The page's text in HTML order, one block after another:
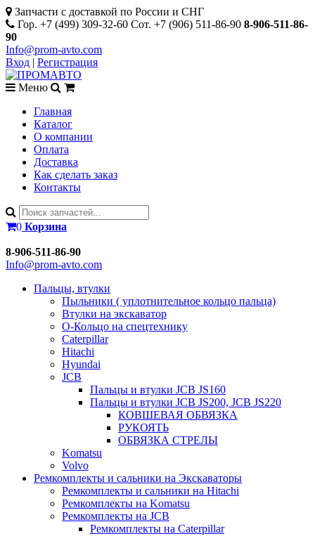
Запчасти с доставкой по России и СНГ
Гор. +7 (499) 309-32-60 Сот. +7 (906) 511-86-90 8-906-511-86-
90
Info@prom-avto.com
Вход | Регистрация
Меню
Главная
Каталог
О компании
Оплата
Доставка
Как сделать заказ
Контакты
0 Корзина
8-906-511-86-90
Info@prom-avto.com
Пальцы, втулки
Пыльники ( уплотнительное кольцо пальца)
Втулки на экскаватор
О-Кольцо на спецтехнику
Caterpillar
Hitachi
Hyundai
JCB
Пальцы и втулки JCB JS160
Пальцы и втулки JCB JS200, JCB JS220
КОВШЕВАЯ ОБВЯЗКА
РУКОЯТЬ
ОБВЯЗКА СТРЕЛЫ
Komatsu
Volvo
Ремкомплекты и сальники на Экскаваторы
Ремкомплекты и сальники на Hitachi
Ремкомплекты на Komatsu
Ремкомплекты на JCB
Ремкомплекты на Caterpillar